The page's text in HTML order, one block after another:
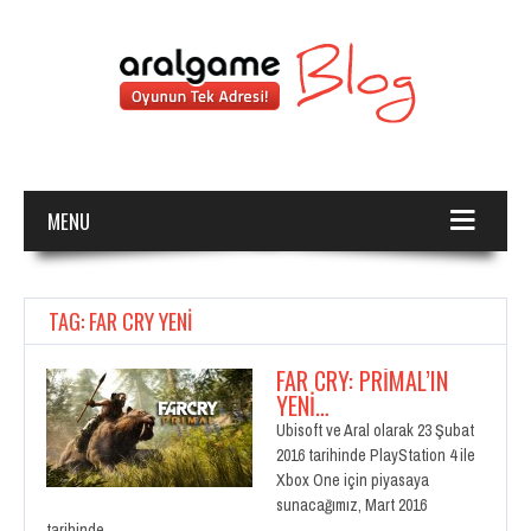
MENU
TAG: FAR CRY YENI
FAR CRY: PRIMAL’IN
YENI…
Ubisoft ve Aral olarak 23 Şubat
2016 tarihinde PlayStation 4 ile
Xbox One için piyasaya
sunacağımız, Mart 2016